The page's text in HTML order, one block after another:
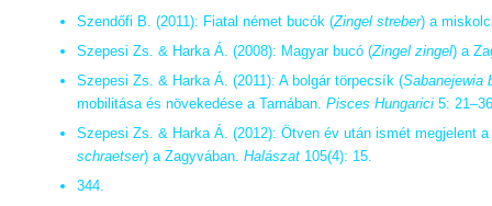
Szendőfi B. (2011): Fiatal német bucók (Zingel streber) a
Szepesi Zs. & Harka Á. (2008): Magyar bucó (Zingel zingel) a
Szepesi Zs. & Harka Á. (2011): A bolgár törpecsík (Sabanejewia
mobilitása és növekedése a Tarnában. Pisces Hungarici 5:
Szepesi Zs. & Harka Á. (2012): Ötven év után ismét megjelent
schraetser) a Zagyvában. Halászat 105(4): 15.
344.